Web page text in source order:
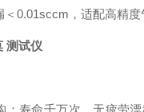
＜0.01sccm，适配高精度
测试仪
：寿命千万次、无疲劳